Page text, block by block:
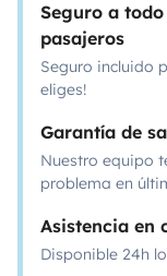
Seguro a
pasajeros
Seguro incluido
eliges!
Garantía de
Nuestro equipo
problema en
Asistencia en
Disponible 24h